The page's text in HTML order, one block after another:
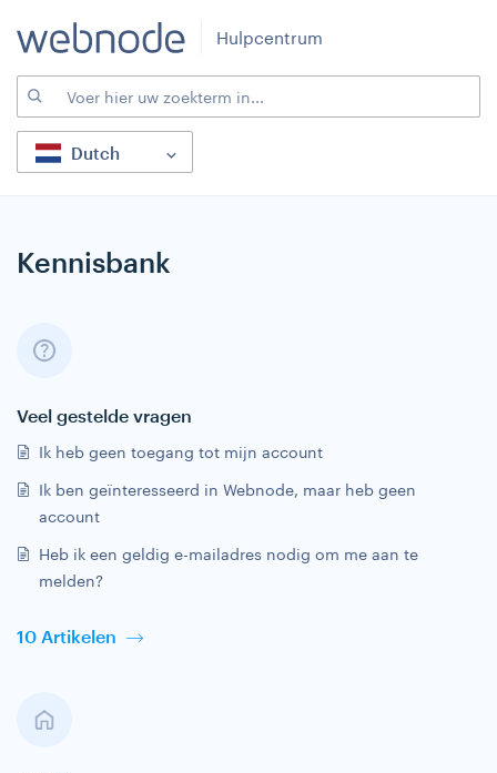
Hulpcentrum
Dutch
Kennisbank
Veel gestelde vragen
Ik heb geen toegang tot mijn account
Ik ben geïnteresseerd in Webnode, maar heb geen
account
Heb ik een geldig e-mailadres nodig om me aan te
melden?
10 Artikelen